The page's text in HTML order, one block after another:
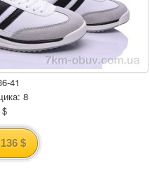
41
8
$
136 $